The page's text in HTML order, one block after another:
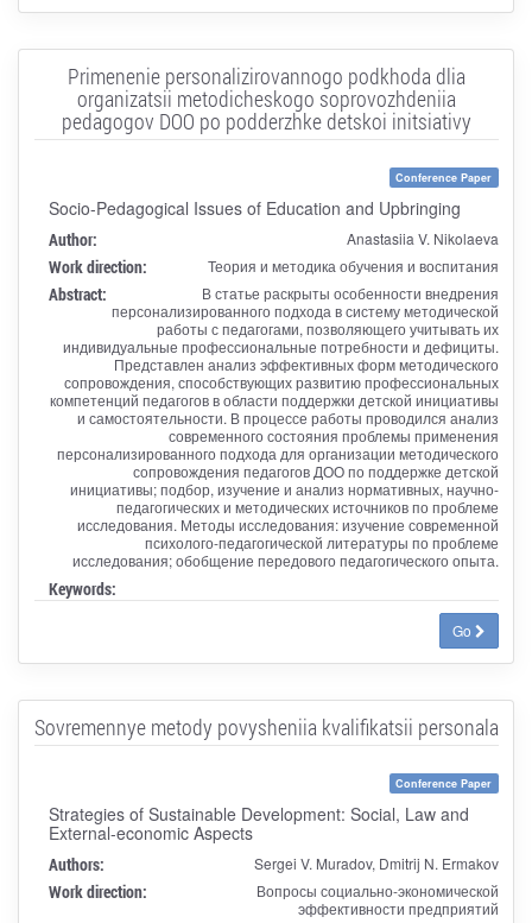
Primenenie personalizirovannogo podkhoda dlia
organizatsii metodicheskogo soprovozhdeniia
pedagogov DOO po podderzhke detskoi initsiativy
Conference Paper
Socio-Pedagogical Issues of Education and Upbringing
Author: Anastasiia V. Nikolaeva
Work direction: Теория и методика обучения и воспитания
Abstract:
В статье раскрыты особенности внедрения
персонализированного подхода в систему методической
работы с педагогами, позволяющего учитывать их
индивидуальные профессиональные потребности и дефициты.
Представлен анализ эффективных форм методического
сопровождения, способствующих развитию профессиональных
компетенций педагогов в области поддержки детской инициативы
и самостоятельности. В процессе работы проводился анализ
современного состояния проблемы применения
персонализированного подхода для организации методического
сопровождения педагогов ДОО по поддержке детской
инициативы; подбор, изучение и анализ нормативных, научно-
педагогических и методических источников по проблеме
исследования. Методы исследования: изучение современной
психолого-педагогической литературы по проблеме
исследования; обобщение передового педагогического опыта.
Keywords:
Go
Sovremennye metody povysheniia kvalifikatsii personala
Conference Paper
Strategies of Sustainable Development: Social, Law and
External-economic Aspects
Authors: Sergei V. Muradov, Dmitrij N. Ermakov
Work direction:
Вопросы социально-экономической
эффективности предприятий